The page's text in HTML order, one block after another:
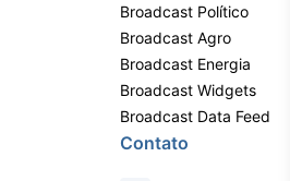
Broadcast Político
Broadcast Agro
Broadcast Energia
Broadcast Widgets
Broadcast Data Feed
Contato